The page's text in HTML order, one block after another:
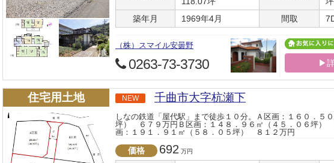
築年月
1969年4月 間取
（株）スマイル安曇野
0263-73-3730 ▶
住宅用土地 NEW 千曲市大字杭瀬下
しなの鉄道「屋代駅」まで徒歩１０分。Ａ区画：１６０．５
坪） ６７９万円Ｂ区画：１４８．９６㎡（４５．０６坪）
画：１９１．９１㎡（５８．０５坪） ８１２万円
価格 692 万円